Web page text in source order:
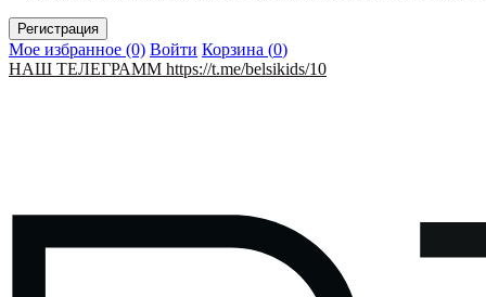
Мое избранное (0) Войти Корзина (0)
НАШ ТЕЛЕГРАММ https://t.me/belsikids/10